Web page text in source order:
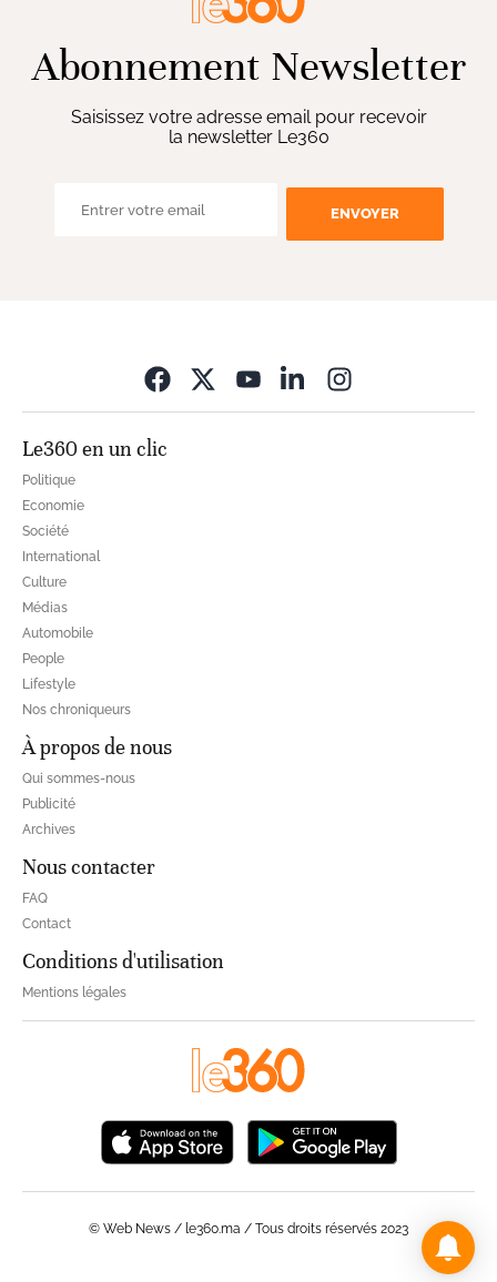
Abonnement Newsletter
Saisissez votre adresse email pour recevoir
la newsletter Le360
ENVOYER
Le360 en un clic
Politique
Economie
Société
International
Culture
Médias
Automobile
People
Lifestyle
Nos chroniqueurs
À propos de nous
Qui sommes-nous
Publicité
Archives
Nous contacter
FAQ
Contact
Conditions d'utilisation
Mentions légales
© Web News / le360.ma / Tous droits réservés 2023